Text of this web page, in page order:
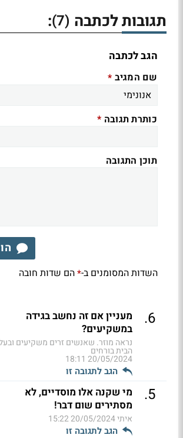
תגובות לכתבה (7)
:
הגב לכתבה
שם המגיב *
כותרת תגובה *
תוכן התגובה
השדות המסומנים ב-*הם שדות חובה
6
.
מעניין אם זה נחשב בגידה
במשקיעים?
נראה מוזר. שאנשים זרים משקיעים
הבית בורחים
20/05/2024 18:11
הגב לתגובה זו
5
.
מי שקנה אלו מוסדיים, לא
מסתירים שום דבר!
איתי20/05/2024 15:22
הגב לתגובה זו